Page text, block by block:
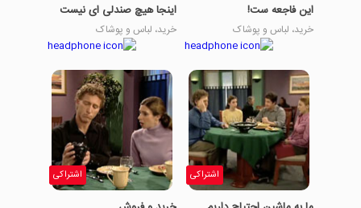
اين فاجعه ست!
خرید، لباس و پوشاک
اینجا هیچ صندلی ای نیست
خرید، لباس و پوشاک
اشتراکی اشتراکی